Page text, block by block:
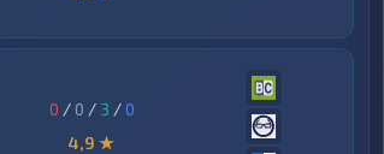
0 / 0 / 3 /0
4,9 ★